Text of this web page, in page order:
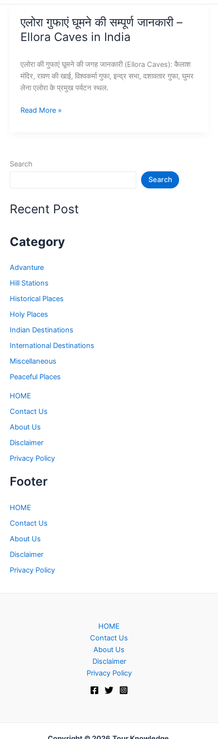
एलोरा गुफाएं घूमने की सम्पूर्ण जानकारी –
Ellora Caves in India
एलोरा की गुफाएं घूमने की जगह जानकारी (Ellora Caves): कैलाश
मंदिर, रावण की खाई, विश्वकर्मा गुफा, इन्द्र सभा, दशावतार गुफा, घुमर
लेना एलोरा के प्रमुख पर्यटन स्थल.
एलोरा
जानकारी
in
Read More »
Search
Search
Recent Post
Category
Advanture
Hill Stations
Historical Places
Holy Places
Indian Destinations
International Destinations
Miscellaneous
Peaceful Places
HOME
Contact Us
About Us
Disclaimer
Privacy Policy
Footer
HOME
Contact Us
About Us
Disclaimer
Privacy Policy
HOME
Contact Us
About Us
Disclaimer
Privacy Policy